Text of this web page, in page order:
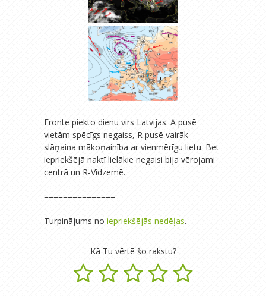
Fronte piekto dienu virs Latvijas. A pusē
vietām spēcīgs negaiss, R pusē vairāk
slāņaina mākoņainība ar vienmērīgu lietu. Bet
iepriekšējā naktī lielākie negaisi bija vērojami
centrā un R-Vidzemē.
===============
Turpinājums no iepriekšējās nedēļas.
Kā Tu vērtē šo rakstu?